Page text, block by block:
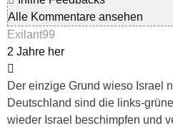
Alle Kommentare ansehen
Exilant99
2 Jahre her
Der einzige Grund wieso Israel
Deutschland sind die links-
wieder Israel beschimpfen und